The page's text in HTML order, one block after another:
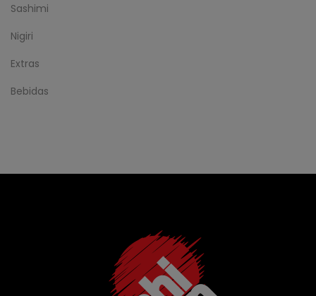
Sashimi
Nigiri
Extras
Bebidas